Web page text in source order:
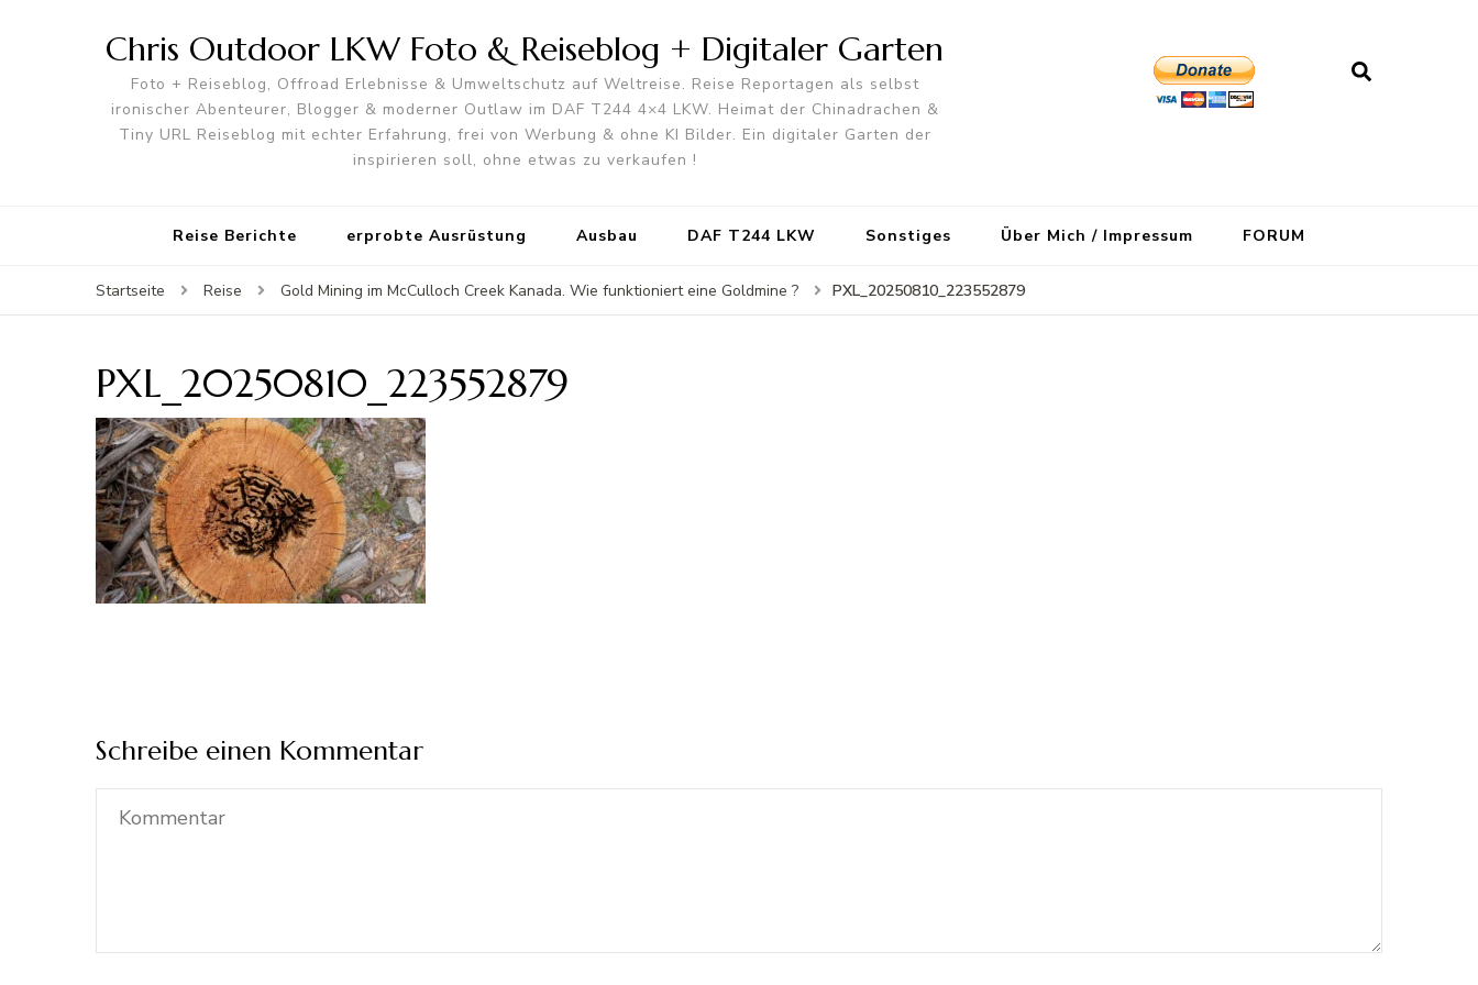
Chris Outdoor LKW Foto & Reiseblog + Digitaler Garten
Foto + Reiseblog, Offroad Erlebnisse & Umweltschutz auf Weltreise. Reise Reportagen als selbst
ironischer Abenteurer, Blogger & moderner Outlaw im DAF T244 4×4 LKW. Heimat der Chinadrachen &
Tiny URL Reiseblog mit echter Erfahrung, frei von Werbung & ohne KI Bilder. Ein digitaler Garten der
inspirieren soll, ohne etwas zu verkaufen !
Reise Berichte erprobte Ausrüstung Ausbau DAF T244 LKW Sonstiges Über Mich / Impressum FORUM
Startseite Reise Gold Mining im McCulloch Creek Kanada. Wie funktioniert eine Goldmine ? PXL_20250810_223552879
PXL_20250810_223552879
Schreibe einen Kommentar